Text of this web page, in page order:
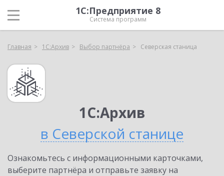
1С:Предприятие 8
Система программ
Главная 1С:Архив Выбор партнёра Северская станица
1С:Архив
в Северской станице
Ознакомьтесь с информационными карточками,
выберите партнёра и отправьте заявку на